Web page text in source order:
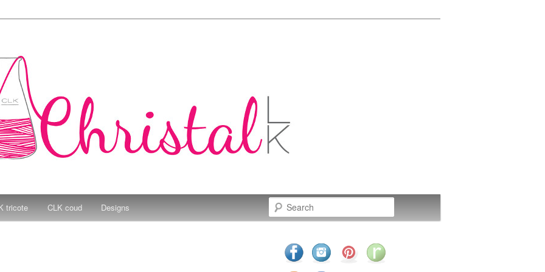
tricote CLK coud Designs